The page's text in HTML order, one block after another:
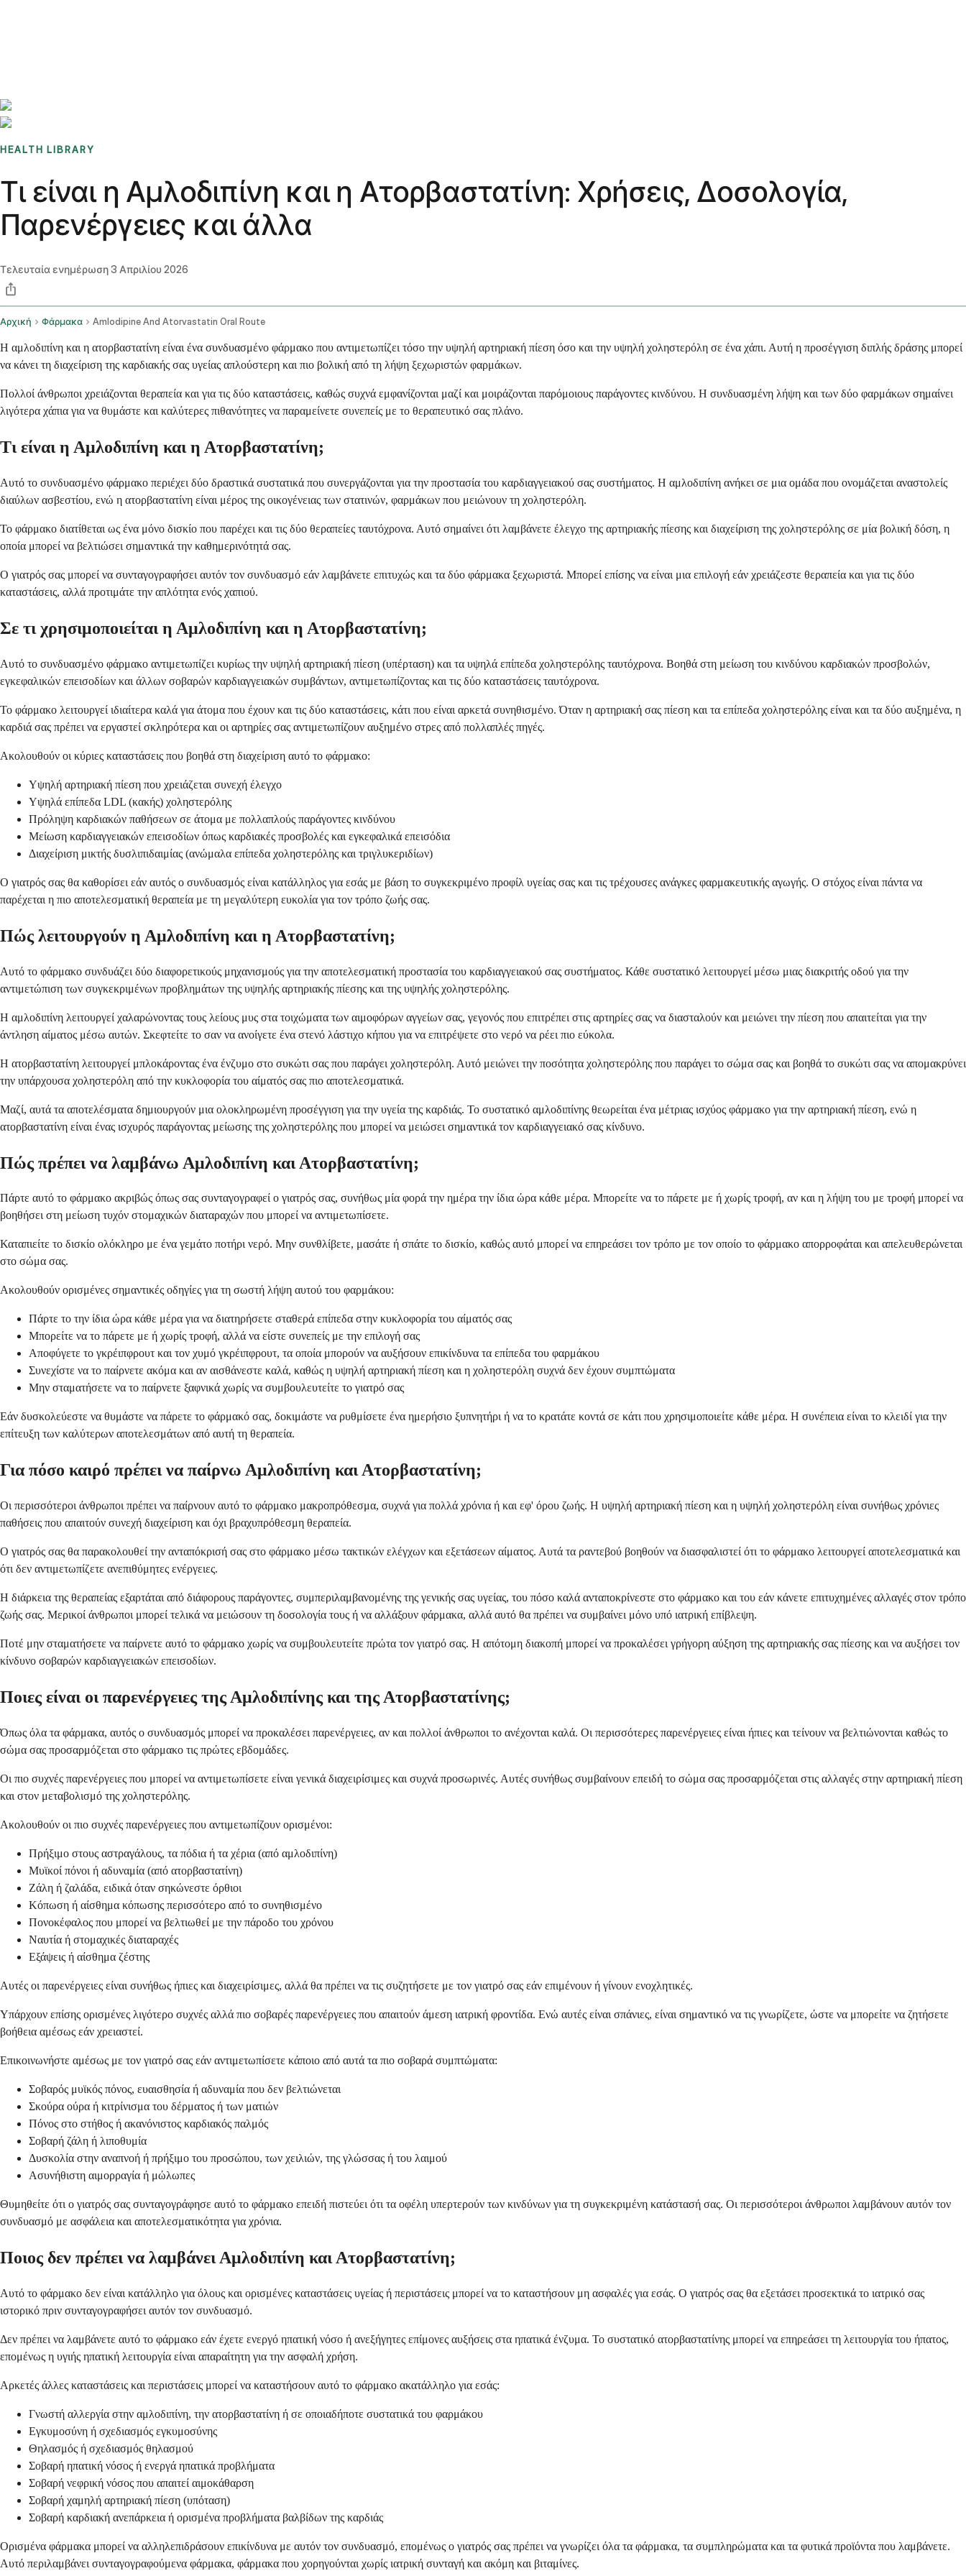
HEALTH LIBRARY
Τι είναι η Αμλοδιπίνη και η Ατορβαστατίνη: Χρήσεις, Δοσολογία,
Παρενέργειες και άλλα
Τελευταία ενημέρωση3 Απριλίου 2026
Αρχική Φάρμακα Amlodipine And Atorvastatin Oral Route
Η αμλοδιπίνη και η ατορβαστατίνη είναι ένα συνδυασμένο φάρμακο που αντιμετωπίζει τόσο την υψηλή αρτηριακή πίεση όσο και την υψηλή χοληστερόλη σε ένα χάπι. Αυτή η προσέγγιση διπλής δράσης μπορεί
να κάνει τη διαχείριση της καρδιακής σας υγείας απλούστερη και πιο βολική από τη λήψη ξεχωριστών φαρμάκων.
Πολλοί άνθρωποι χρειάζονται θεραπεία και για τις δύο καταστάσεις, καθώς συχνά εμφανίζονται μαζί και μοιράζονται παρόμοιους παράγοντες κινδύνου. Η συνδυασμένη λήψη και των δύο φαρμάκων σημαίνει
λιγότερα χάπια για να θυμάστε και καλύτερες πιθανότητες να παραμείνετε συνεπείς με το θεραπευτικό σας πλάνο.
Τι είναι η Αμλοδιπίνη και η Ατορβαστατίνη;
Αυτό το συνδυασμένο φάρμακο περιέχει δύο δραστικά συστατικά που συνεργάζονται για την προστασία του καρδιαγγειακού σας συστήματος. Η αμλοδιπίνη ανήκει σε μια ομάδα που ονομάζεται αναστολείς
διαύλων ασβεστίου, ενώ η ατορβαστατίνη είναι μέρος της οικογένειας των στατινών, φαρμάκων που μειώνουν τη χοληστερόλη.
Το φάρμακο διατίθεται ως ένα μόνο δισκίο που παρέχει και τις δύο θεραπείες ταυτόχρονα. Αυτό σημαίνει ότι λαμβάνετε έλεγχο της αρτηριακής πίεσης και διαχείριση της χοληστερόλης σε μία βολική δόση, η
οποία μπορεί να βελτιώσει σημαντικά την καθημερινότητά σας.
Ο γιατρός σας μπορεί να συνταγογραφήσει αυτόν τον συνδυασμό εάν λαμβάνετε επιτυχώς και τα δύο φάρμακα ξεχωριστά. Μπορεί επίσης να είναι μια επιλογή εάν χρειάζεστε θεραπεία και για τις δύο
καταστάσεις, αλλά προτιμάτε την απλότητα ενός χαπιού.
Σε τι χρησιμοποιείται η Αμλοδιπίνη και η Ατορβαστατίνη;
Αυτό το συνδυασμένο φάρμακο αντιμετωπίζει κυρίως την υψηλή αρτηριακή πίεση (υπέρταση) και τα υψηλά επίπεδα χοληστερόλης ταυτόχρονα. Βοηθά στη μείωση του κινδύνου καρδιακών προσβολών,
εγκεφαλικών επεισοδίων και άλλων σοβαρών καρδιαγγειακών συμβάντων, αντιμετωπίζοντας και τις δύο καταστάσεις ταυτόχρονα.
Το φάρμακο λειτουργεί ιδιαίτερα καλά για άτομα που έχουν και τις δύο καταστάσεις, κάτι που είναι αρκετά συνηθισμένο. Όταν η αρτηριακή σας πίεση και τα επίπεδα χοληστερόλης είναι και τα δύο αυξημένα, η
καρδιά σας πρέπει να εργαστεί σκληρότερα και οι αρτηρίες σας αντιμετωπίζουν αυξημένο στρες από πολλαπλές πηγές.
Ακολουθούν οι κύριες καταστάσεις που βοηθά στη διαχείριση αυτό το φάρμακο:
Υψηλή αρτηριακή πίεση που χρειάζεται συνεχή έλεγχο
Υψηλά επίπεδα LDL (κακής) χοληστερόλης
Πρόληψη καρδιακών παθήσεων σε άτομα με πολλαπλούς παράγοντες κινδύνου
Μείωση καρδιαγγειακών επεισοδίων όπως καρδιακές προσβολές και εγκεφαλικά επεισόδια
Διαχείριση μικτής δυσλιπιδαιμίας (ανώμαλα επίπεδα χοληστερόλης και τριγλυκεριδίων)
Ο γιατρός σας θα καθορίσει εάν αυτός ο συνδυασμός είναι κατάλληλος για εσάς με βάση το συγκεκριμένο προφίλ υγείας σας και τις τρέχουσες ανάγκες φαρμακευτικής αγωγής. Ο στόχος είναι πάντα να
παρέχεται η πιο αποτελεσματική θεραπεία με τη μεγαλύτερη ευκολία για τον τρόπο ζωής σας.
Πώς λειτουργούν η Αμλοδιπίνη και η Ατορβαστατίνη;
Αυτό το φάρμακο συνδυάζει δύο διαφορετικούς μηχανισμούς για την αποτελεσματική προστασία του καρδιαγγειακού σας συστήματος. Κάθε συστατικό λειτουργεί μέσω μιας διακριτής οδού για την
αντιμετώπιση των συγκεκριμένων προβλημάτων της υψηλής αρτηριακής πίεσης και της υψηλής χοληστερόλης.
Η αμλοδιπίνη λειτουργεί χαλαρώνοντας τους λείους μυς στα τοιχώματα των αιμοφόρων αγγείων σας, γεγονός που επιτρέπει στις αρτηρίες σας να διασταλούν και μειώνει την πίεση που απαιτείται για την
άντληση αίματος μέσω αυτών. Σκεφτείτε το σαν να ανοίγετε ένα στενό λάστιχο κήπου για να επιτρέψετε στο νερό να ρέει πιο εύκολα.
Η ατορβαστατίνη λειτουργεί μπλοκάροντας ένα ένζυμο στο συκώτι σας που παράγει χοληστερόλη. Αυτό μειώνει την ποσότητα χοληστερόλης που παράγει το σώμα σας και βοηθά το συκώτι σας να απομακρύνει
την υπάρχουσα χοληστερόλη από την κυκλοφορία του αίματός σας πιο αποτελεσματικά.
Μαζί, αυτά τα αποτελέσματα δημιουργούν μια ολοκληρωμένη προσέγγιση για την υγεία της καρδιάς. Το συστατικό αμλοδιπίνης θεωρείται ένα μέτριας ισχύος φάρμακο για την αρτηριακή πίεση, ενώ η
ατορβαστατίνη είναι ένας ισχυρός παράγοντας μείωσης της χοληστερόλης που μπορεί να μειώσει σημαντικά τον καρδιαγγειακό σας κίνδυνο.
Πώς πρέπει να λαμβάνω Αμλοδιπίνη και Ατορβαστατίνη;
Πάρτε αυτό το φάρμακο ακριβώς όπως σας συνταγογραφεί ο γιατρός σας, συνήθως μία φορά την ημέρα την ίδια ώρα κάθε μέρα. Μπορείτε να το πάρετε με ή χωρίς τροφή, αν και η λήψη του με τροφή μπορεί να
βοηθήσει στη μείωση τυχόν στομαχικών διαταραχών που μπορεί να αντιμετωπίσετε.
Καταπιείτε το δισκίο ολόκληρο με ένα γεμάτο ποτήρι νερό. Μην συνθλίβετε, μασάτε ή σπάτε το δισκίο, καθώς αυτό μπορεί να επηρεάσει τον τρόπο με τον οποίο το φάρμακο απορροφάται και απελευθερώνεται
στο σώμα σας.
Ακολουθούν ορισμένες σημαντικές οδηγίες για τη σωστή λήψη αυτού του φαρμάκου:
Πάρτε το την ίδια ώρα κάθε μέρα για να διατηρήσετε σταθερά επίπεδα στην κυκλοφορία του αίματός σας
Μπορείτε να το πάρετε με ή χωρίς τροφή, αλλά να είστε συνεπείς με την επιλογή σας
Αποφύγετε το γκρέιπφρουτ και τον χυμό γκρέιπφρουτ, τα οποία μπορούν να αυξήσουν επικίνδυνα τα επίπεδα του φαρμάκου
Συνεχίστε να το παίρνετε ακόμα και αν αισθάνεστε καλά, καθώς η υψηλή αρτηριακή πίεση και η χοληστερόλη συχνά δεν έχουν συμπτώματα
Μην σταματήσετε να το παίρνετε ξαφνικά χωρίς να συμβουλευτείτε το γιατρό σας
Εάν δυσκολεύεστε να θυμάστε να πάρετε το φάρμακό σας, δοκιμάστε να ρυθμίσετε ένα ημερήσιο ξυπνητήρι ή να το κρατάτε κοντά σε κάτι που χρησιμοποιείτε κάθε μέρα. Η συνέπεια είναι το κλειδί για την
επίτευξη των καλύτερων αποτελεσμάτων από αυτή τη θεραπεία.
Για πόσο καιρό πρέπει να παίρνω Αμλοδιπίνη και Ατορβαστατίνη;
Οι περισσότεροι άνθρωποι πρέπει να παίρνουν αυτό το φάρμακο μακροπρόθεσμα, συχνά για πολλά χρόνια ή και εφ' όρου ζωής. Η υψηλή αρτηριακή πίεση και η υψηλή χοληστερόλη είναι συνήθως χρόνιες
παθήσεις που απαιτούν συνεχή διαχείριση και όχι βραχυπρόθεσμη θεραπεία.
Ο γιατρός σας θα παρακολουθεί την ανταπόκρισή σας στο φάρμακο μέσω τακτικών ελέγχων και εξετάσεων αίματος. Αυτά τα ραντεβού βοηθούν να διασφαλιστεί ότι το φάρμακο λειτουργεί αποτελεσματικά και
ότι δεν αντιμετωπίζετε ανεπιθύμητες ενέργειες.
Η διάρκεια της θεραπείας εξαρτάται από διάφορους παράγοντες, συμπεριλαμβανομένης της γενικής σας υγείας, του πόσο καλά ανταποκρίνεστε στο φάρμακο και του εάν κάνετε επιτυχημένες αλλαγές στον τρόπο
ζωής σας. Μερικοί άνθρωποι μπορεί τελικά να μειώσουν τη δοσολογία τους ή να αλλάξουν φάρμακα, αλλά αυτό θα πρέπει να συμβαίνει μόνο υπό ιατρική επίβλεψη.
Ποτέ μην σταματήσετε να παίρνετε αυτό το φάρμακο χωρίς να συμβουλευτείτε πρώτα τον γιατρό σας. Η απότομη διακοπή μπορεί να προκαλέσει γρήγορη αύξηση της αρτηριακής σας πίεσης και να αυξήσει τον
κίνδυνο σοβαρών καρδιαγγειακών επεισοδίων.
Ποιες είναι οι παρενέργειες της Αμλοδιπίνης και της Ατορβαστατίνης;
Όπως όλα τα φάρμακα, αυτός ο συνδυασμός μπορεί να προκαλέσει παρενέργειες, αν και πολλοί άνθρωποι το ανέχονται καλά. Οι περισσότερες παρενέργειες είναι ήπιες και τείνουν να βελτιώνονται καθώς το
σώμα σας προσαρμόζεται στο φάρμακο τις πρώτες εβδομάδες.
Οι πιο συχνές παρενέργειες που μπορεί να αντιμετωπίσετε είναι γενικά διαχειρίσιμες και συχνά προσωρινές. Αυτές συνήθως συμβαίνουν επειδή το σώμα σας προσαρμόζεται στις αλλαγές στην αρτηριακή πίεση
και στον μεταβολισμό της χοληστερόλης.
Ακολουθούν οι πιο συχνές παρενέργειες που αντιμετωπίζουν ορισμένοι:
Πρήξιμο στους αστραγάλους, τα πόδια ή τα χέρια (από αμλοδιπίνη)
Μυϊκοί πόνοι ή αδυναμία (από ατορβαστατίνη)
Ζάλη ή ζαλάδα, ειδικά όταν σηκώνεστε όρθιοι
Κόπωση ή αίσθημα κόπωσης περισσότερο από το συνηθισμένο
Πονοκέφαλος που μπορεί να βελτιωθεί με την πάροδο του χρόνου
Ναυτία ή στομαχικές διαταραχές
Εξάψεις ή αίσθημα ζέστης
Αυτές οι παρενέργειες είναι συνήθως ήπιες και διαχειρίσιμες, αλλά θα πρέπει να τις συζητήσετε με τον γιατρό σας εάν επιμένουν ή γίνουν ενοχλητικές.
Υπάρχουν επίσης ορισμένες λιγότερο συχνές αλλά πιο σοβαρές παρενέργειες που απαιτούν άμεση ιατρική φροντίδα. Ενώ αυτές είναι σπάνιες, είναι σημαντικό να τις γνωρίζετε, ώστε να μπορείτε να ζητήσετε
βοήθεια αμέσως εάν χρειαστεί.
Επικοινωνήστε αμέσως με τον γιατρό σας εάν αντιμετωπίσετε κάποιο από αυτά τα πιο σοβαρά συμπτώματα:
Σοβαρός μυϊκός πόνος, ευαισθησία ή αδυναμία που δεν βελτιώνεται
Σκούρα ούρα ή κιτρίνισμα του δέρματος ή των ματιών
Πόνος στο στήθος ή ακανόνιστος καρδιακός παλμός
Σοβαρή ζάλη ή λιποθυμία
Δυσκολία στην αναπνοή ή πρήξιμο του προσώπου, των χειλιών, της γλώσσας ή του λαιμού
Ασυνήθιστη αιμορραγία ή μώλωπες
Θυμηθείτε ότι ο γιατρός σας συνταγογράφησε αυτό το φάρμακο επειδή πιστεύει ότι τα οφέλη υπερτερούν των κινδύνων για τη συγκεκριμένη κατάστασή σας. Οι περισσότεροι άνθρωποι λαμβάνουν αυτόν τον
συνδυασμό με ασφάλεια και αποτελεσματικότητα για χρόνια.
Ποιος δεν πρέπει να λαμβάνει Αμλοδιπίνη και Ατορβαστατίνη;
Αυτό το φάρμακο δεν είναι κατάλληλο για όλους και ορισμένες καταστάσεις υγείας ή περιστάσεις μπορεί να το καταστήσουν μη ασφαλές για εσάς. Ο γιατρός σας θα εξετάσει προσεκτικά το ιατρικό σας
ιστορικό πριν συνταγογραφήσει αυτόν τον συνδυασμό.
Δεν πρέπει να λαμβάνετε αυτό το φάρμακο εάν έχετε ενεργό ηπατική νόσο ή ανεξήγητες επίμονες αυξήσεις στα ηπατικά ένζυμα. Το συστατικό ατορβαστατίνης μπορεί να επηρεάσει τη λειτουργία του ήπατος,
επομένως η υγιής ηπατική λειτουργία είναι απαραίτητη για την ασφαλή χρήση.
Αρκετές άλλες καταστάσεις και περιστάσεις μπορεί να καταστήσουν αυτό το φάρμακο ακατάλληλο για εσάς:
Γνωστή αλλεργία στην αμλοδιπίνη, την ατορβαστατίνη ή σε οποιαδήποτε συστατικά του φαρμάκου
Εγκυμοσύνη ή σχεδιασμός εγκυμοσύνης
Θηλασμός ή σχεδιασμός θηλασμού
Σοβαρή ηπατική νόσος ή ενεργά ηπατικά προβλήματα
Σοβαρή νεφρική νόσος που απαιτεί αιμοκάθαρση
Σοβαρή χαμηλή αρτηριακή πίεση (υπόταση)
Σοβαρή καρδιακή ανεπάρκεια ή ορισμένα προβλήματα βαλβίδων της καρδιάς
Ορισμένα φάρμακα μπορεί να αλληλεπιδράσουν επικίνδυνα με αυτόν τον συνδυασμό, επομένως ο γιατρός σας πρέπει να γνωρίζει όλα τα φάρμακα, τα συμπληρώματα και τα φυτικά προϊόντα που λαμβάνετε.
Αυτό περιλαμβάνει συνταγογραφούμενα φάρμακα, φάρμακα που χορηγούνται χωρίς ιατρική συνταγή και ακόμη και βιταμίνες.